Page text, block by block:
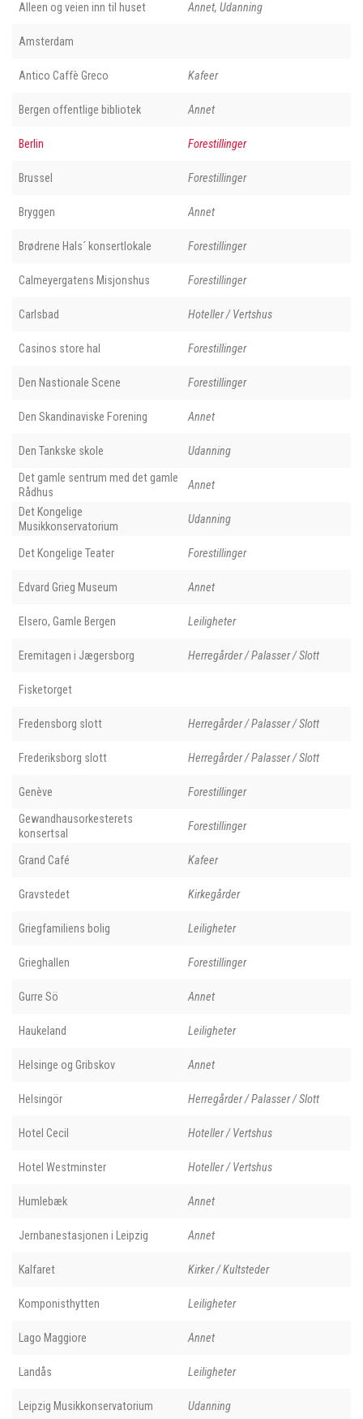
Alleen og veien inn til huset Annet, Udanning
Amsterdam
Antico Caffè Greco Kafeer
Bergen offentlige bibliotek Annet
Berlin Forestillinger
Brussel Forestillinger
Bryggen Annet
Brødrene Hals´ konsertlokale Forestillinger
Calmeyergatens Misjonshus Forestillinger
Carlsbad Hoteller / Vertshus
Casinos store hal Forestillinger
Den Nastionale Scene Forestillinger
Den Skandinaviske Forening Annet
Den Tankske skole Udanning
Det gamle sentrum med det gamle
Rådhus
Annet
Det Kongelige
Musikkonservatorium
Udanning
Det Kongelige Teater Forestillinger
Edvard Grieg Museum Annet
Elsero, Gamle Bergen Leiligheter
Eremitagen i Jægersborg Herregårder / Palasser / Slott
Fisketorget
Fredensborg slott Herregårder / Palasser / Slott
Frederiksborg slott Herregårder / Palasser / Slott
Genève Forestillinger
Gewandhausorkesterets
konsertsal
Forestillinger
Grand Café Kafeer
Gravstedet Kirkegårder
Griegfamiliens bolig Leiligheter
Grieghallen Forestillinger
Gurre Sö Annet
Haukeland Leiligheter
Helsinge og Gribskov Annet
Helsingör Herregårder / Palasser / Slott
Hotel Cecil Hoteller / Vertshus
Hotel Westminster Hoteller / Vertshus
Humlebæk Annet
Jernbanestasjonen i Leipzig Annet
Kalfaret Kirker / Kultsteder
Komponisthytten Leiligheter
Lago Maggiore Annet
Landås Leiligheter
Leipzig Musikkonservatorium Udanning